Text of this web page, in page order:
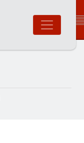
Magyar